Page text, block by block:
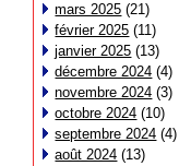
mars 2025 (21)
février 2025 (11)
janvier 2025 (13)
décembre 2024 (4)
novembre 2024 (3)
octobre 2024 (10)
septembre 2024 (4)
août 2024 (13)